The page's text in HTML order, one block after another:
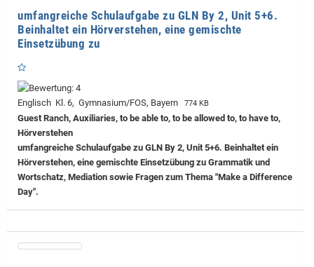
umfangreiche Schulaufgabe zu GLN By 2, Unit 5+6.
Beinhaltet ein Hörverstehen, eine gemischte
Einsetzübung zu
Englisch Kl. 6, Gymnasium/FOS, Bayern 774 KB
Guest Ranch, Auxiliaries, to be able to, to be allowed to, to have to,
Hörverstehen
umfangreiche Schulaufgabe zu GLN By 2, Unit 5+6. Beinhaltet ein
Hörverstehen, eine gemischte Einsetzübung zu Grammatik und
Wortschatz, Mediation sowie Fragen zum Thema "Make a Difference
Day".